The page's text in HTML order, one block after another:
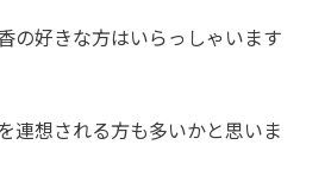
の好きな方はいらっしゃいます
連想される方も多いかと思いま